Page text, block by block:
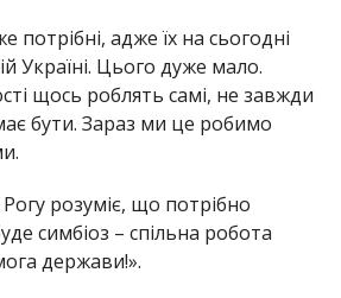
потрібні, адже їх на сьогодні
Україні. Цього дуже мало.
щось роблять самі, не завжди
бути. Зараз ми це робимо
розуміє, що потрібно
симбіоз – спільна робота
держави!».